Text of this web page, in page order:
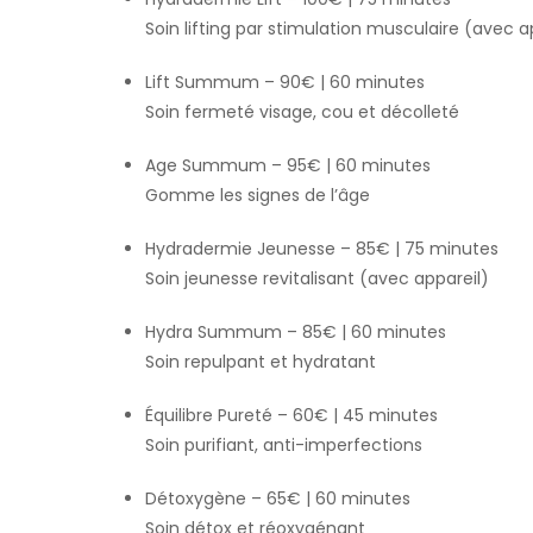
Soin lifting par stimulation musculaire (avec
Lift Summum – 90€ | 60 minutes
Soin fermeté visage, cou et décolleté
Age Summum – 95€ | 60 minutes
Gomme les signes de l’âge
Hydradermie Jeunesse – 85€ | 75 minutes
Soin jeunesse revitalisant (avec appareil)
Hydra Summum – 85€ | 60 minutes
Soin repulpant et hydratant
Équilibre Pureté – 60€ | 45 minutes
Soin purifiant, anti-imperfections
Détoxygène – 65€ | 60 minutes
Soin détox et réoxygénant